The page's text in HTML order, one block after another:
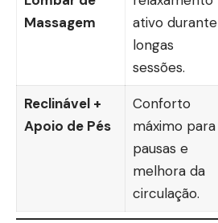
Massagem
ativo durante
longas
sessões.
Reclinável +
Apoio de Pés
Conforto
máximo para
pausas e
melhora da
circulação.